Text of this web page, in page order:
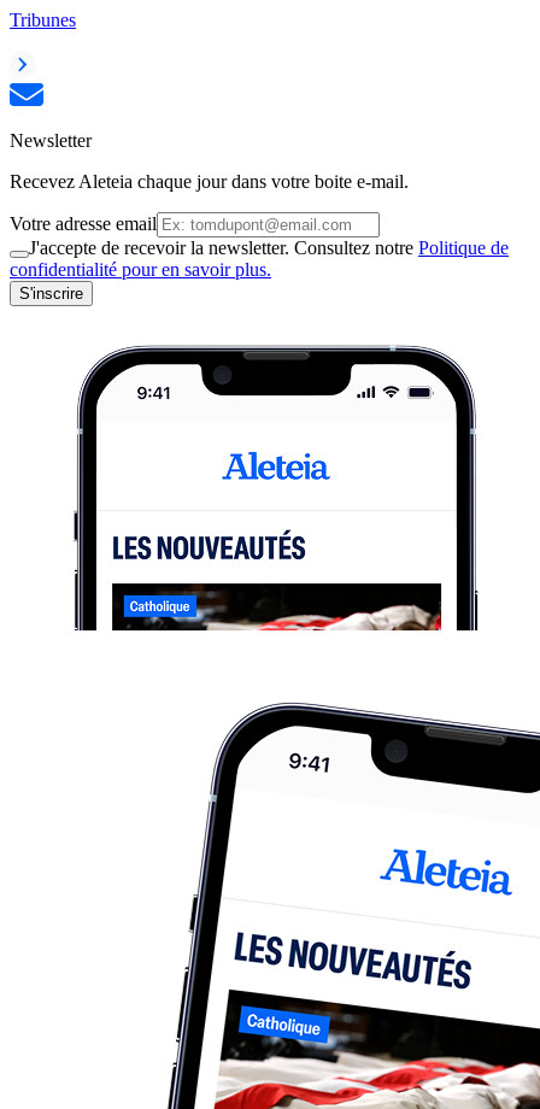
Tribunes
Newsletter
Recevez Aleteia chaque jour dans votre boite e-mail.
Votre adresse email
J'accepte de recevoir la newsletter. Consultez notre Politique de
confidentialité pour en savoir plus.
S'inscrire